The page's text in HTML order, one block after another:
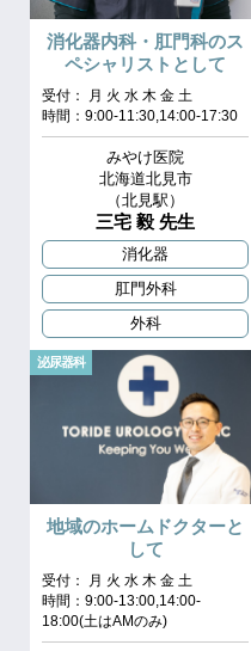
消化器内科・肛門科のス
ペシャリストとして
受付： 月 火 水 木 金 土
時間：9:00-11:30,14:00-17:30
みやけ医院
北海道北見市
（北見駅）
三宅 毅 先生
消化器
肛門外科
外科
泌尿器科
地域のホームドクターと
して
受付： 月 火 水 木 金 土
時間：9:00-13:00,14:00-
18:00(土はAMのみ)